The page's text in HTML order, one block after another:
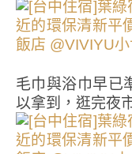
毛巾與浴巾早已
以拿到，逛完夜